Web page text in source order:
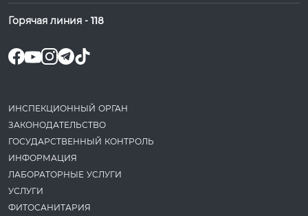
Горячая линия - 118
ИНСПЕКЦИОННЫЙ ОРГАН
ЗАКОНОДАТЕ­ЛЬСТВО
ГОСУДАРСТВЕННЫЙ КОНТРОЛЬ
ИНФОРМАЦИЯ
ЛАБОРАТОРНЫЕ УСЛУГИ
УСЛУГИ
ФИТОСАНИТАРИЯ